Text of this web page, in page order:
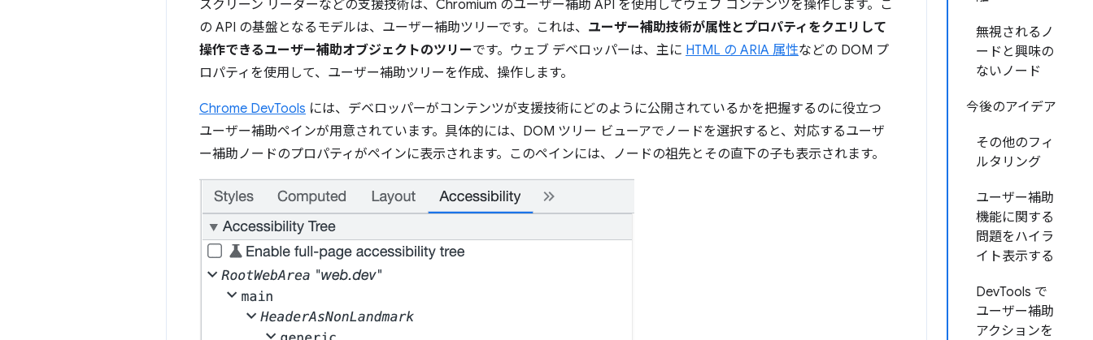
無視されるノ
ードと興味の
ないノード
今後のアイデア
その他のフィ
ルタリング
ユーザー補助
機能に関する
問題をハイラ
イト表示する
DevTools で
ユーザー補助
アクションを
スクリーン リーダーなどの支援技術は、Chromium のユーザー補助 API を使用してウェブ コンテンツを操作します。こ
の API の基盤となるモデルは、ユーザー補助ツリーです。これは、 ユーザー補助技術が属性とプロパティをクエリして
操作できるユーザー補助オブジェクトのツリーです。ウェブ デベロッパーは、主に HTML の ARIA 属性などの DOM プ
ロパティを使用して、ユーザー補助ツリーを作成、操作します。
Chrome DevTools には、デベロッパーがコンテンツが支援技術にどのように公開されているかを把握するのに役立つ
ユーザー補助ペインが用意されています。具体的には、DOM ツリー ビューアでノードを選択すると、対応するユーザ
ー補助ノードのプロパティがペインに表示されます。このペインには、ノードの祖先とその直下の子も表示されます。